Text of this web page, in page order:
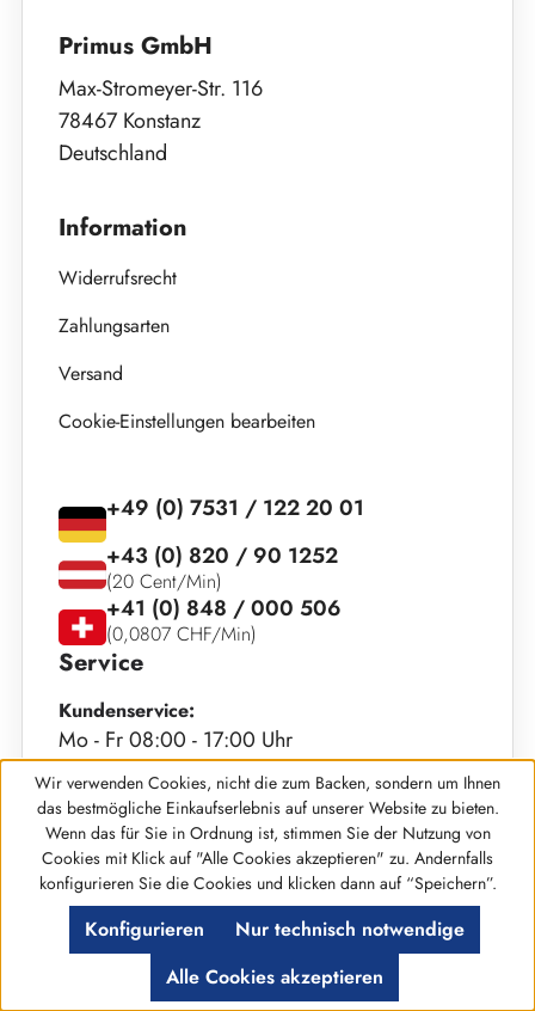
Primus GmbH
Max-Stromeyer-Str. 116
78467 Konstanz
Deutschland
Information
Widerrufsrecht
Zahlungsarten
Versand
Cookie-Einstellungen bearbeiten
Service
Kundenservice:
Mo - Fr 08:00 - 17:00 Uhr
Bestellannahme:
Mo - So 08:00 - 22:00 Uhr
info@primus-muenzen.de
+49 (0) 7531 / 122 20 01
+43 (0) 820 / 90 1252
(20 Cent/Min)
+41 (0) 848 / 000 506
(0,0807 CHF/Min)
Werkzeugleiste anzeigen
Wir verwenden Cookies, nicht die zum Backen, sondern um Ihnen
das bestmögliche Einkaufserlebnis auf unserer Website zu bieten.
Wenn das für Sie in Ordnung ist, stimmen Sie der Nutzung von
Cookies mit Klick auf "Alle Cookies akzeptieren" zu. Andernfalls
konfigurieren Sie die Cookies und klicken dann auf “Speichern”.
Nur technisch notwendige
Konfigurieren
Alle Cookies akzeptieren